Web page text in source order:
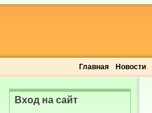
Главная Новости
Вход на сайт